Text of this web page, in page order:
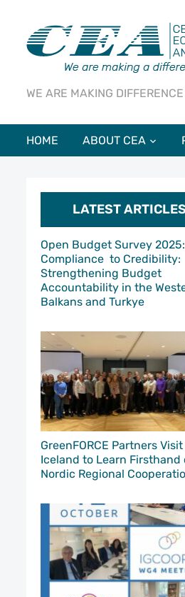
WE ARE MAKING DIFFERENCE
HOME ABOUT CEA
LATEST
Open Budget Survey
Compliance to Credibility:
Strengthening Budget
Accountability in the
Balkans and Turkye
GreenFORCE Partners Visit
Iceland to Learn Firsthand
Nordic Regional